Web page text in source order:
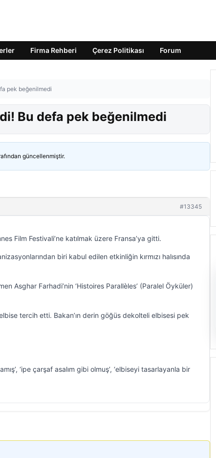
Firma Rehberi Çerez Politikası Forum
pek beğenilmedi
Bu defa pek beğenilmedi
güncellenmiştir.
#13345
Film Festivali’ne katılmak üzere Fransa’ya gitti.
biri kabul edilen etkinliğin kırmızı halısında
Asghar Farhadi’nin ‘Histoires Parallèles’ (Paralel Öyküler)
tercih etti. Bakan’ın derin göğüs dekolteli elbisesi pek
‘ipe çarşaf asalım gibi olmuş’, ‘elbiseyi tasarlayanla bir